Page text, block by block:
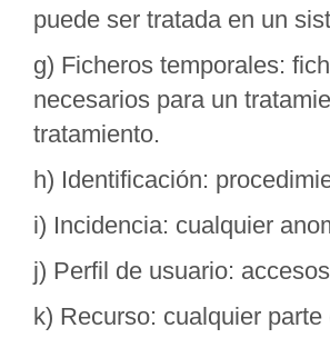
puede ser tratada en un
g) Ficheros temporales:
necesarios para un
tratamiento.
h) Identificación:
i) Incidencia: cualquier
j) Perfil de usuario:
k) Recurso: cualquier